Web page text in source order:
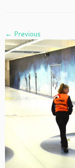
← Previous